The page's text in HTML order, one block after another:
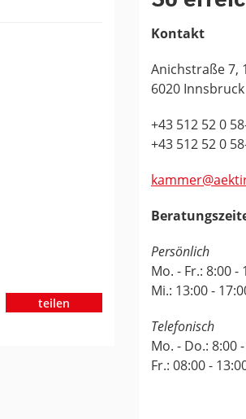
teilen
Kontakt
Anichstraße 7,
6020 Innsbruck
+43 512 52 0
+43 512 52 0
Persönlich
Mo. - Fr.: 8:00 -
Mi.: 13:00 -
Telefonisch
Mo. - Do.: 8:00
Fr.: 08:00 -